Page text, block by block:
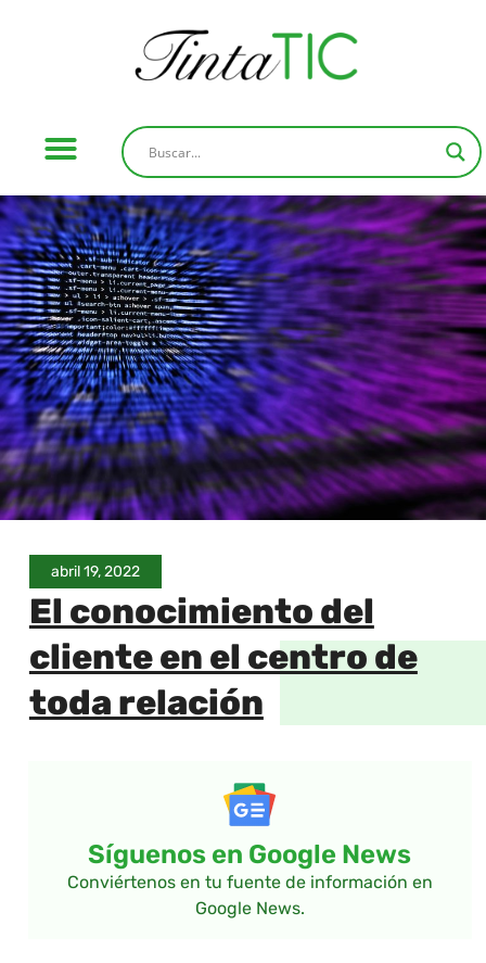
abril 19, 2022
El conocimiento del
cliente en el centro de
toda relación
Síguenos en Google News
Conviértenos en tu fuente de información en
Google News.